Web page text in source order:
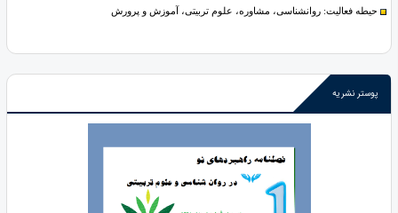
حیطه فعالیت: روانشناسی، مشاوره، علوم تربیتی، آموزش و پرورش
پوستر نشریه